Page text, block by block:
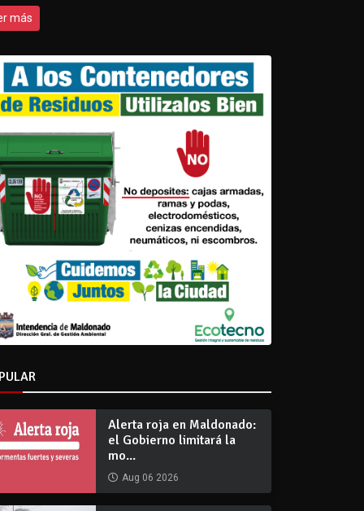
más
Alerta roja en Maldonado:
el Gobierno limitará la
mo...
Aug 06 2026